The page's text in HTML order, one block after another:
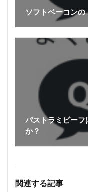
ソフトベーコン
パストラミビー
か？
関連する記事